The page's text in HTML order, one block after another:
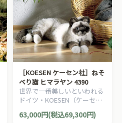
［KOESEN ケーセン社］ねそ
べり猫 ヒマラヤン 4390
世界で一番美しいといわれる
ドイツ・KOESEN（ケーセン
社）の動物のぬいぐるみ。愛
らしい表情の猫（ねこ/ネコ）
63,000円(税込69,300円)